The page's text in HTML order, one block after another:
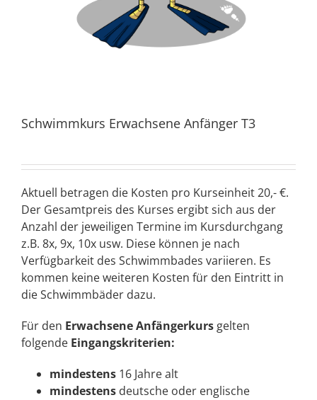
Schwimmkurs Erwachsene Anfänger T3
Aktuell betragen die Kosten pro Kurseinheit 20,- €.
Der Gesamtpreis des Kurses ergibt sich aus der
Anzahl der jeweiligen Termine im Kursdurchgang
z.B. 8x, 9x, 10x usw. Diese können je nach
Verfügbarkeit des Schwimmbades variieren. Es
kommen keine weiteren Kosten für den Eintritt in
die Schwimmbäder dazu.
Für den Erwachsene Anfängerkurs gelten
folgende Eingangskriterien:
mindestens 16 Jahre alt
mindestens deutsche oder englische